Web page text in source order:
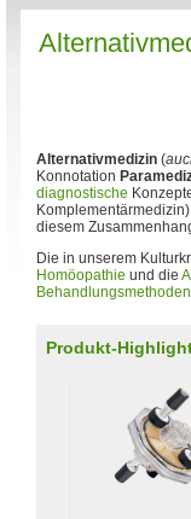
Alternativmedizin (
Konnotation
diagnostische
diesem
Die in unserem
Homöopathie und die
Behandlungsmethoden
Produkt-